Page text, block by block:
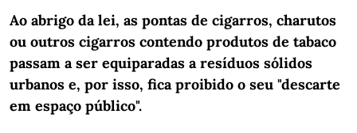
Ao abrigo da lei, as pontas de cigarros, charutos
ou outros cigarros contendo produtos de tabaco
passam a ser equiparadas a resíduos sólidos
urbanos e, por isso, fica proibido o seu "descarte
em espaço público".